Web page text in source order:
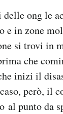
ong le
e in zone
si trovi in
che
inizi il
però, il
al punto da